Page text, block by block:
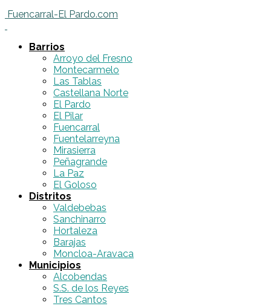
Fuencarral-El Pardo.com
Barrios
Arroyo del Fresno
Montecarmelo
Las Tablas
Castellana Norte
El Pardo
El Pilar
Fuencarral
Fuentelarreyna
Mirasierra
Peñagrande
La Paz
El Goloso
Distritos
Valdebebas
Sanchinarro
Hortaleza
Barajas
Moncloa-Aravaca
Municipios
Alcobendas
S.S. de los Reyes
Tres Cantos